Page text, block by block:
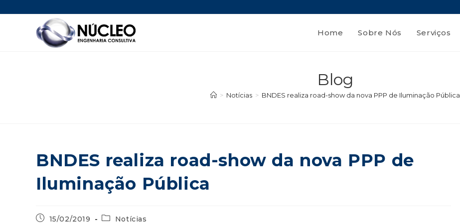
Home Sobre Nós Serviços
Blog
> Notícias > BNDES realiza road-show da nova PPP de Iluminação Pública
BNDES realiza road-show da nova PPP de
Iluminação Pública
15/02/2019 Notícias